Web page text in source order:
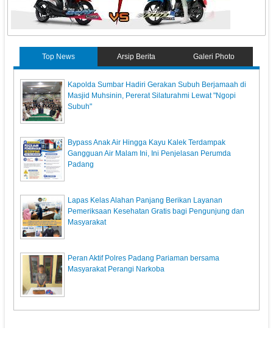
Top News Arsip Berita Galeri Photo
Kapolda Sumbar Hadiri Gerakan Subuh Berjamaah di
Masjid Muhsinin, Pererat Silaturahmi Lewat "Ngopi
Subuh"
Bypass Anak Air Hingga Kayu Kalek Terdampak
Gangguan Air Malam Ini, Ini Penjelasan Perumda
Padang
Lapas Kelas Alahan Panjang Berikan Layanan
Pemeriksaan Kesehatan Gratis bagi Pengunjung dan
Masyarakat
Peran Aktif Polres Padang Pariaman bersama
Masyarakat Perangi Narkoba